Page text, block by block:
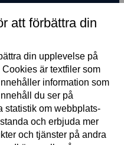
nyhetsbrev
att förbättra din
din upplevelse på
är text­filer som
information som
du ser på
statistik om webb­plats­
och erbjuda mer
och tjänster på andra